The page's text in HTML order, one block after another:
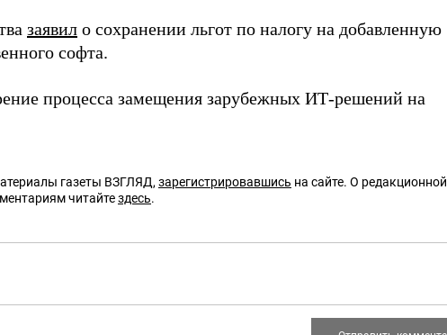
заявил о сохранении льгот по налогу на добавленную
софта.
процесса замещения зарубежных ИТ-решений на
газеты ВЗГЛЯД, зарегистрировавшись на сайте. О редакционной
читайтездесь.